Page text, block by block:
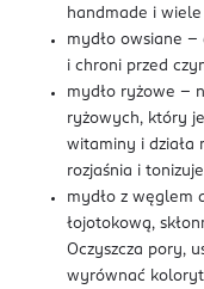
handmade i
mydło owsiane –
i chroni przed
mydło ryżowe –
ryżowych, który
witaminy i działa
rozjaśnia i
mydło z węglem
łojotokową,
Oczyszcza pory,
wyrównać